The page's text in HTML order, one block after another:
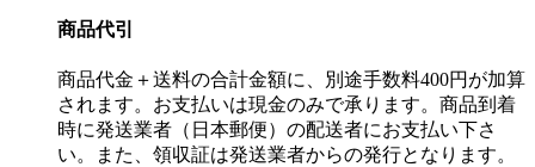
商品代引
商品代金＋送料の合計金額に、別途手数料400円が加算
されます。お支払いは現金のみで承ります。商品到着
時に発送業者（日本郵便）の配送者にお支払い下さ
い。また、領収証は発送業者からの発行となります。